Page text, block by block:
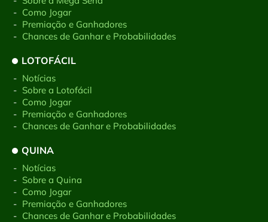
- Como Jogar
- Premiação e Ganhadores
- Chances de Ganhar e Probabilidades
LOTOFÁCIL
- Notícias
- Sobre a Lotofácil
- Como Jogar
- Premiação e Ganhadores
- Chances de Ganhar e Probabilidades
QUINA
- Notícias
- Sobre a Quina
- Como Jogar
- Premiação e Ganhadores
- Chances de Ganhar e Probabilidades